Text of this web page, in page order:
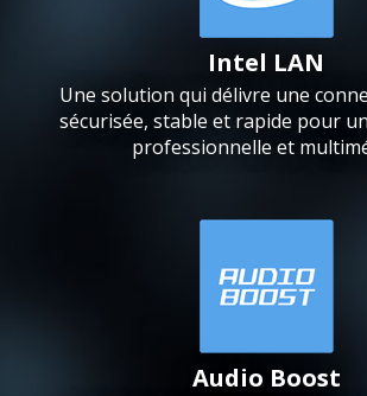
Intel LAN
Une solution qui délivre une
sécurisée, stable et rapide pour
professionnelle et
Audio Boost